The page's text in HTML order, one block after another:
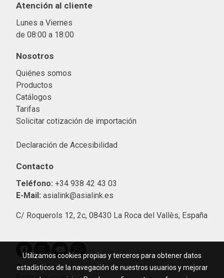
Atención al cliente
Lunes a Viernes
de 08:00 a 18:00
Nosotros
Quiénes somos
Productos
Catálogos
Tarifas
Solicitar cotización de importación
Declaración de Accesibilidad
Contacto
Teléfono: +34 938 42 43 03
E-Mail: asialink@asialink.es
C/ Roquerols 12, 2c, 08430 La Roca del Vallès, España
Aviso legal
Utilizamos cookies propias y terceros para obtener datos
estadísticos de la navegación de nuestros usuarios y mejorar